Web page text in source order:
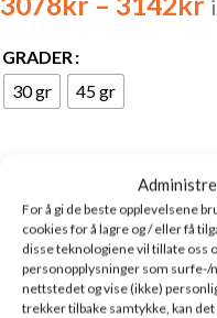
For å gi de beste opplevelsene
cookies for å lagre og / eller få
disse teknologiene vil tillate oss
personopplysninger som surfe-/
nettstedet og vise (ikke)
trekker tilbake samtykke, kan
GRADER
30 gr
45 gr
LEGG I
Legg til i ønskeliste
BESKRIVELSE